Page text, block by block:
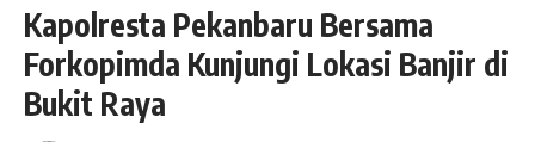
Kapolresta Pekanbaru Bersama
Forkopimda Kunjungi Lokasi Banjir di
Bukit Raya